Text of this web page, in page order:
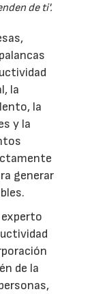
de ti'.
la
la
y la
generar
de la